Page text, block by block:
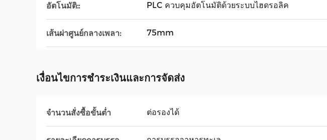
อัตโนมัติ:: PLC ควบคุมอัตโนมัติด้วยระบบไฮดรอลิค
เส้นผ่าศูนย์กลางเพลา: 75mm
เงื่อนไขการชําระเงินและการจัดส่ง
จำนวนสั่งซื้อขั้นต่ำ ต่อรองได้